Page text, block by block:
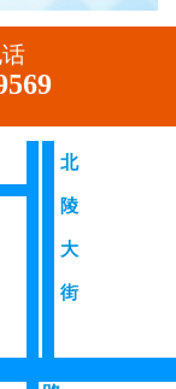
北
陵
大
街